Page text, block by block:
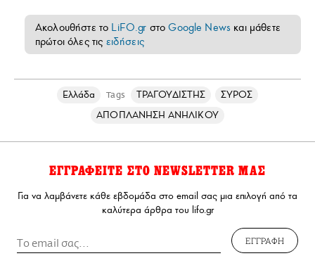
Ακολουθήστε το LiFO.gr στοGoogle News και μάθετε
πρώτοι όλες τις ειδήσεις
Ελλάδα Tags ΤΡΑΓΟΥΔΙΣΤΗΣ
ΣΥΡΟΣ
ΑΠΟΠΛΑΝΗΣΗ ΑΝΗΛΙΚΟΥ
ΕΓΓΡΑΦΕΙΤΕ ΣΤΟ NEWSLETTER ΜΑΣ
Για να λαμβάνετε κάθε εβδομάδα στο email σας μια επιλογή από τα
καλύτερα άρθρα του lifo.gr
ΕΓΓΡΑΦΗ